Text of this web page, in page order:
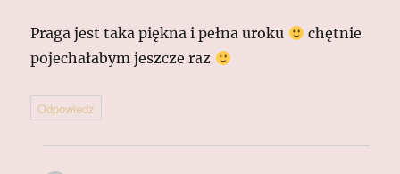
Praga jest taka piękna i pełna uroku
chętnie
pojechałabym jeszcze raz
Odpowiedz